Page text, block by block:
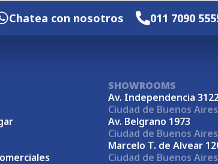
Chatea con nosotros 011 7090
SHOWROOMS
Av. Independencia
Ciudad de Buenos Aires
Av. Belgrano 1973
Ciudad de Buenos Aires
Marcelo T. de Alvear
Ciudad de Buenos Aires